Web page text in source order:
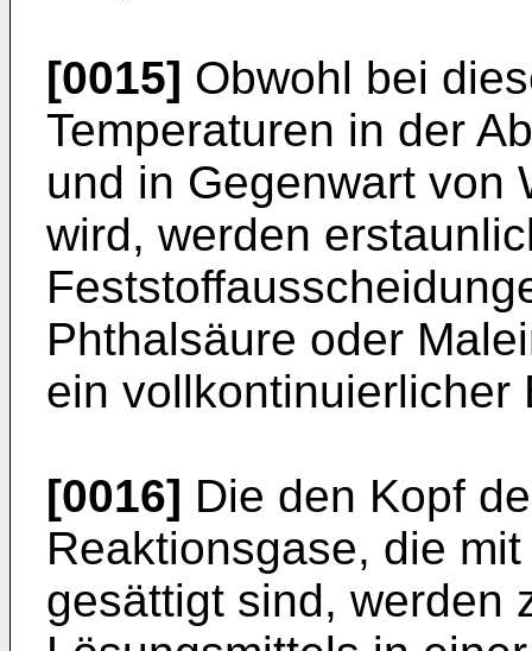
[0015] Obwohl bei
Temperaturen in der
und in Gegenwart von
wird, werden
Phthalsäure oder
ein vollkontinuierlicher
[0016] Die den Kopf
Reaktionsgase, die
gesättigt sind, werden